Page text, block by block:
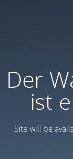
Der
ist
Site will be